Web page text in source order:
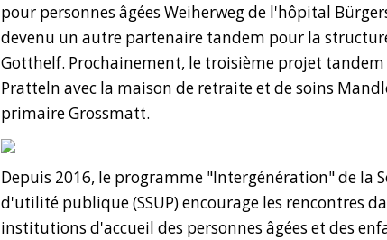
pour personnes âgées Weiherweg de l'hôpital
devenu un autre partenaire tandem pour la
Gotthelf. Prochainement, le troisième projet
Pratteln avec la maison de retraite et de soins
primaire Grossmatt.
Depuis 2016, le programme "Intergénération" de la
d'utilité publique (SSUP) encourage les rencontres
institutions d'accueil des personnes âgées et des